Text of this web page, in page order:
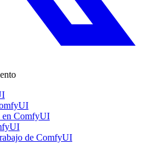
en ComfyUI
de ComfyUI